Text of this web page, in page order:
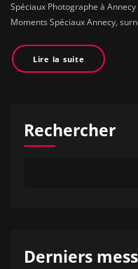
Spéciaux Photographe à
Moments Spéciaux Annecy,
Lire la suite
Rechercher
Derniers